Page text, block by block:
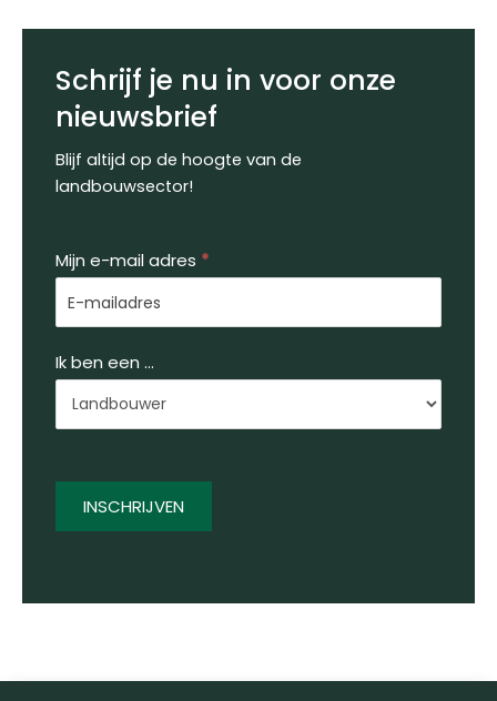
Schrijf je nu in voor onze
nieuwsbrief
Blijf altijd op de hoogte van de
landbouwsector!
Nieuwsbrief
Mijn e-mail adres *
Ik ben een ...
INSCHRIJVEN